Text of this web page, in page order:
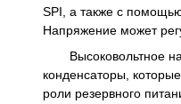
SPI, а также с
Напряжение может
Высоковольтное
конденсаторы,
роли резервного